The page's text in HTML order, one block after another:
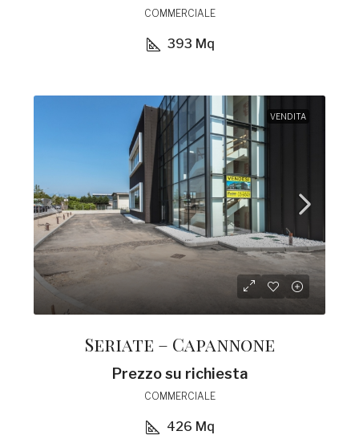
COMMERCIALE
393 Mq
VENDITA
Seriate – Capannone
Prezzo su richiesta
COMMERCIALE
426 Mq